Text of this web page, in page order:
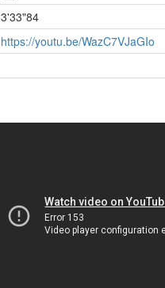
3'33"84
https://youtu.be/WazC7VJaGIo